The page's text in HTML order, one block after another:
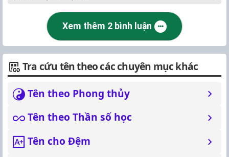
Xem thêm 2 bình luận
Tra cứu tên theo các chuyên mục khác
Tên theo Phong thủy
Tên theo Thần số học
Tên cho Đệm